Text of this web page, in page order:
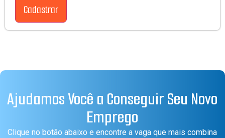
Cadastrar
Ajudamos Você a Conseguir Seu Novo
Emprego
Clique no botão abaixo e encontre a vaga que mais combina